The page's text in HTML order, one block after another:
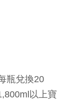
瓶兌換20
以上寶